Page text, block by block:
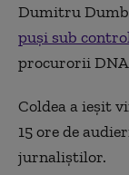
Dumitru
puși sub
procurorii DNA
Coldea a ieşit
15 ore de
jurnaliştilor.